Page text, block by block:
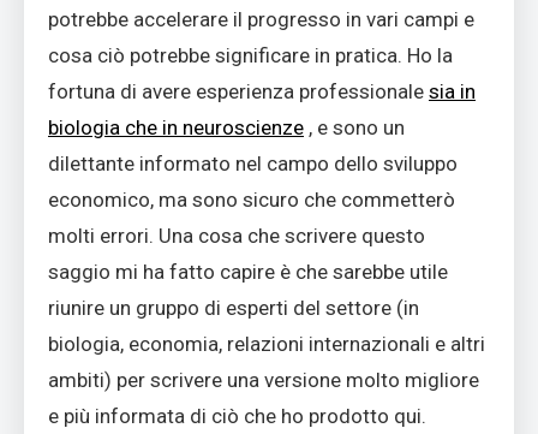
potrebbe accelerare il progresso in vari campi e
cosa ciò potrebbe significare in pratica. Ho la
fortuna di avere esperienza professionale sia in
biologia che in neuroscienze , e sono un
dilettante informato nel campo dello sviluppo
economico, ma sono sicuro che commetterò
molti errori. Una cosa che scrivere questo
saggio mi ha fatto capire è che sarebbe utile
riunire un gruppo di esperti del settore (in
biologia, economia, relazioni internazionali e altri
ambiti) per scrivere una versione molto migliore
e più informata di ciò che ho prodotto qui.